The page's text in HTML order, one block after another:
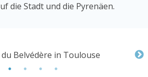
die Stadt und die Pyrenäen.